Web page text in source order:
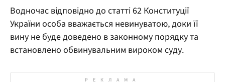
Водночас відповідно до статті 62 Конституції
України особа вважається невинуватою, доки її
вину не буде доведено в законному порядку та
встановлено обвинувальним вироком суду.